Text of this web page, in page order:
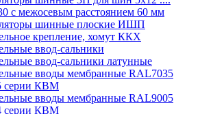
с межосевым расстоянием 60 мм
шинные плоские ИШП
крепление, хомут ККХ
ввод-сальники
ввод-сальники латунные
вводы мембранные RAL7035
серии КВМ
вводы мембранные RAL9005
серии КВМ